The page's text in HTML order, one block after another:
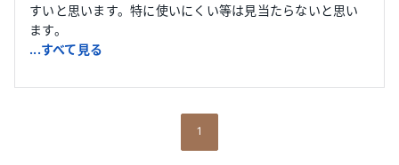
すいと思います。特に使いにくい等は見当たらないと思い
ます。
...すべて見る
1